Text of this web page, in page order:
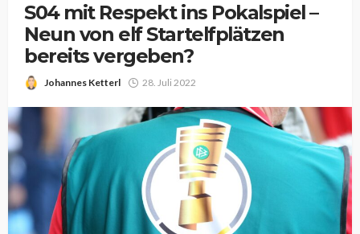
S04 mit Respekt ins Pokalspiel –
Neun von elf Startelfplätzen
bereits vergeben?
Johannes Ketterl 28. Juli 2022